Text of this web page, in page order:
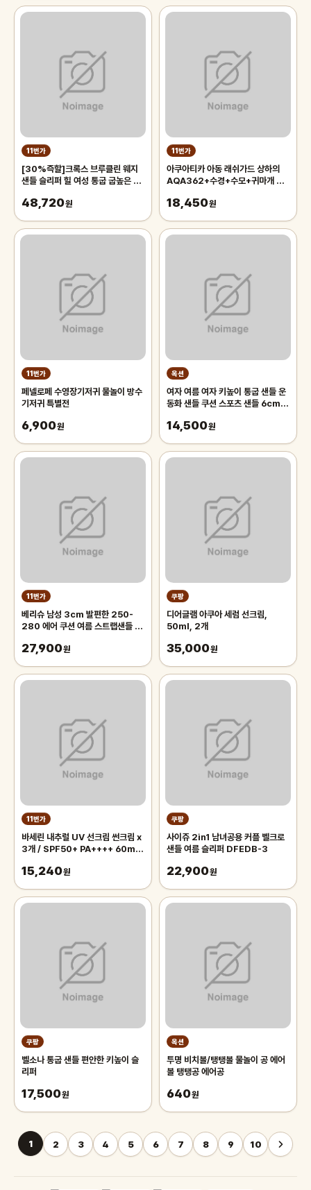
11번가
[30%즉할]크록스 브루클린 웨지
샌들 슬리퍼 힐 여성 통굽 굽높은 키
48,720원
11번가
아쿠아티카 아동 래쉬가드 상하의
AQA362+수경+수모+귀마개 5종
18,450원
11번가
페넬로페 수영장기저귀 물놀이 방수
기저귀 특별전
6,900원
옥션
여자 여름 여자 키높이 통굽 샌들 운
동화 샌들 쿠션 스포츠 샌들 6cm
14,500원
11번가
베리슈 남성 3cm 발편한 250-
280 에어 쿠션 여름 스트랩샌들 남
발
27,900원
쿠팡
디어글램 아쿠아 세럼 선크림,
50ml, 2개
35,000원
11번가
바세린 내추럴 UV 선크림 썬크림 x
3개 / SPF50+ PA++++ 60ml
15,240원
쿠팡
사이쥬 2in1 남녀공용 커플 벨크로
샌들 여름 슬리퍼 DFEDB-3
22,900원
쿠팡
벨소나 통굽 샌들 편안한 키높이 슬
리퍼
17,500원
옥션
투명 비치볼/탱탱볼 물놀이 공 에어
볼 탱탱공 에어공
640원
1 2 3 4 5 6 7 8 9 10